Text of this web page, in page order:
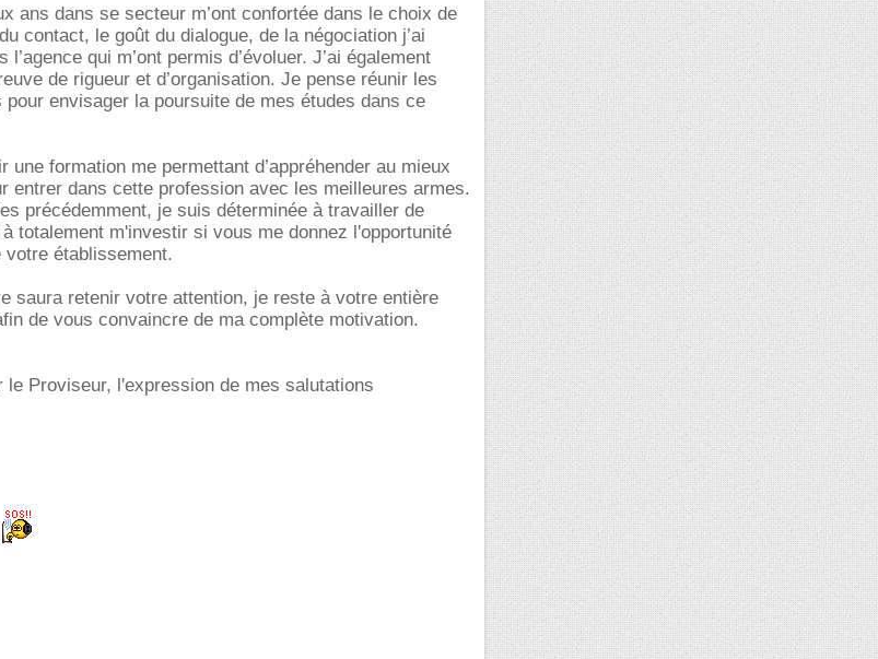
ans dans se secteur m’ont confortée dans le choix de
contact, le goût du dialogue, de la négociation j’ai
qui m’ont permis d’évoluer. J’ai également
de rigueur et d’organisation. Je pense réunir les
envisager la poursuite de mes études dans ce
formation me permettant d’appréhender au mieux
entrer dans cette profession avec les meilleures armes.
précédemment, je suis déterminée à travailler de
totalement m'investir si vous me donnez l'opportunité
votre établissement.
saura retenir votre attention, je reste à votre entière
de vous convaincre de ma complète motivation.
Proviseur, l'expression de mes salutations